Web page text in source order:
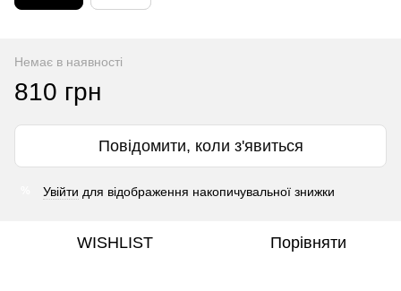
Немає в наявності
810 грн
Повідомити, коли з'явиться
Увійти для відображення накопичувальної знижки
WISHLIST Порівняти